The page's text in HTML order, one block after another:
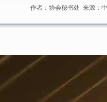
作者：协会秘书处 来源：